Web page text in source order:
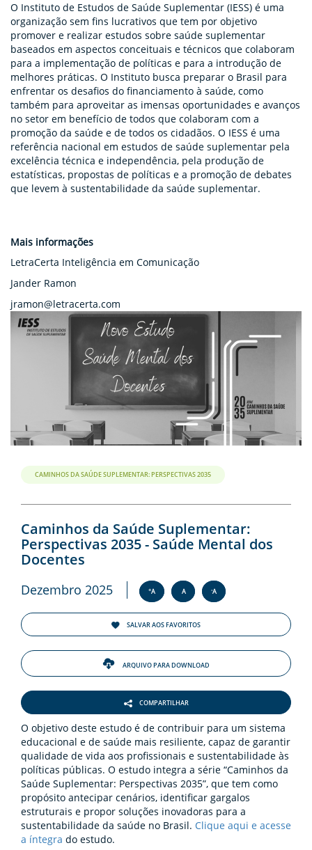
O Instituto de Estudos de Saúde Suplementar (IESS) é uma
organização sem fins lucrativos que tem por objetivo
promover e realizar estudos sobre saúde suplementar
baseados em aspectos conceituais e técnicos que colaboram
para a implementação de políticas e para a introdução de
melhores práticas. O Instituto busca preparar o Brasil para
enfrentar os desafios do financiamento à saúde, como
também para aproveitar as imensas oportunidades e avanços
no setor em benefício de todos que colaboram com a
promoção da saúde e de todos os cidadãos. O IESS é uma
referência nacional em estudos de saúde suplementar pela
excelência técnica e independência, pela produção de
estatísticas, propostas de políticas e a promoção de debates
que levem à sustentabilidade da saúde suplementar.
Mais informações
LetraCerta Inteligência em Comunicação
Jander Ramon
jramon@letracerta.com
CAMINHOS DA SAÚDE SUPLEMENTAR: PERSPECTIVAS 2035
Caminhos da Saúde Suplementar:
Perspectivas 2035 - Saúde Mental dos
Docentes
Dezembro 2025 +A A -A
SALVAR AOS FAVORITOS
ARQUIVO PARA DOWNLOAD
COMPARTILHAR
O objetivo deste estudo é de contribuir para um sistema
educacional e de saúde mais resiliente, capaz de garantir
qualidade de vida aos profissionais e sustentabilidade às
políticas públicas. O estudo integra a série “Caminhos da
Saúde Suplementar: Perspectivas 2035”, que tem como
propósito antecipar cenários, identificar gargalos
estruturais e propor soluções inovadoras para a
sustentabilidade da saúde no Brasil. Clique aqui e acesse
a íntegra do estudo.